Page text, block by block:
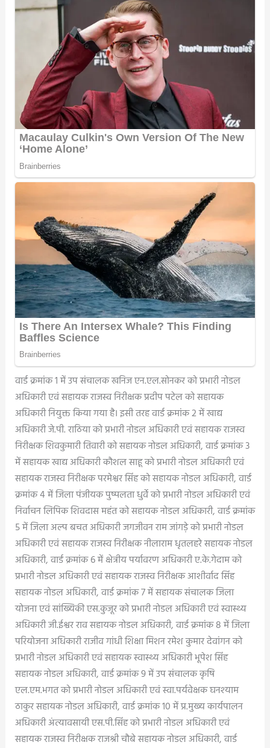
वार्ड क्रमांक 1 में उप संचालक खनिज एन.एल.सोनकर को प्रभारी नोडल
अधिकारी एवं सहायक राजस्व निरीक्षक प्रदीप पटेल को सहायक
अधिकारी नियुक्त किया गया है। इसी तरह वार्ड क्रमांक 2 में खाद्य
अधिकारी जे.पी. राठिया को प्रभारी नोडल अधिकारी एवं सहायक राजस्व
निरीक्षक शिवकुमारी तिवारी को सहायक नोडल अधिकारी, वार्ड क्रमांक 3
में सहायक खाद्य अधिकारी कौशल साहू को प्रभारी नोडल अधिकारी एवं
सहायक राजस्व निरीक्षक परमेश्वर सिंह को सहायक नोडल अधिकारी, वार्ड
क्रमांक 4 में जिला पंजीयक पुष्पलता धुर्वे को प्रभारी नोडल अधिकारी एवं
निर्वाचन लिपिक शिवदास महंत को सहायक नोडल अधिकारी, वार्ड क्रमांक
5 में जिला अल्प बचत अधिकारी जगजीवन राम जांगड़े को प्रभारी नोडल
अधिकारी एवं सहायक राजस्व निरीक्षक नीलाराम धृतलहरे सहायक नोडल
अधिकारी, वार्ड क्रमांक 6 में क्षेत्रीय पर्यावरण अधिकारी ए.के.गेदाम को
प्रभारी नोडल अधिकारी एवं सहायक राजस्व निरीक्षक आशीर्वाद सिंह
सहायक नोडल अधिकारी, वार्ड क्रमांक 7 में सहायक संचालक जिला
योजना एवं सांख्यिकी एस.कुजूर को प्रभारी नोडल अधिकारी एवं स्वास्थ्य
अधिकारी जी.ईश्वर राव सहायक नोडल अधिकारी, वार्ड क्रमांक 8 में जिला
परियोजना अधिकारी राजीव गांधी शिक्षा मिशन रमेश कुमार देवांगन को
प्रभारी नोडल अधिकारी एवं सहायक स्वास्थ्य अधिकारी भूपेश सिंह
सहायक नोडल अधिकारी, वार्ड क्रमांक 9 में उप संचालक कृषि
एल.एम.भगत को प्रभारी नोडल अधिकारी एवं स्वा.पर्यवेक्षक घनश्याम
ठाकुर सहायक नोडल अधिकारी, वार्ड क्रमांक 10 में प्र.मुख्य कार्यपालन
अधिकारी अंत्यावसायी एस.पी.सिंह को प्रभारी नोडल अधिकारी एवं
सहायक राजस्व निरीक्षक राजश्री चौबे सहायक नोडल अधिकारी, वार्ड